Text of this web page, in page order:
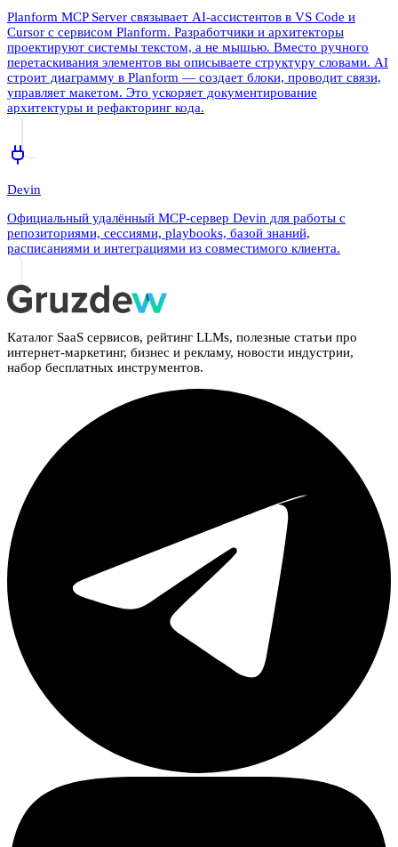
Planform MCP Server связывает AI-ассистентов в VS Code и
Cursor с сервисом Planform. Разработчики и архитекторы
проектируют системы текстом, а не мышью. Вместо ручного
перетаскивания элементов вы описываете структуру словами. AI
строит диаграмму в Planform — создает блоки, проводит связи,
управляет макетом. Это ускоряет документирование
архитектуры и рефакторинг кода.
Devin
Официальный удалённый MCP-сервер Devin для работы с
репозиториями, сессиями, playbooks, базой знаний,
расписаниями и интеграциями из совместимого клиента.
Каталог SaaS сервисов, рейтинг LLMs, полезные статьи про
интернет-маркетинг, бизнес и рекламу, новости индустрии,
набор бесплатных инструментов.